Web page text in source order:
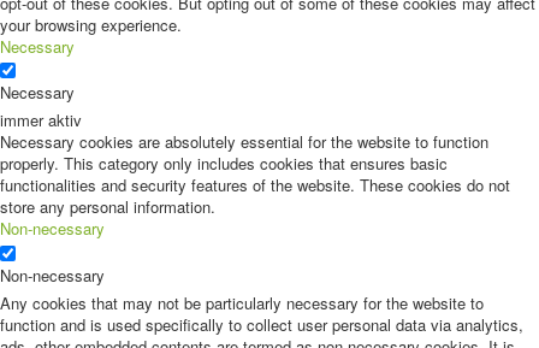
your browsing experience.
Necessary
Necessary
immer aktiv
Necessary cookies are absolutely essential for the website to function
properly. This category only includes cookies that ensures basic
functionalities and security features of the website. These cookies do not
store any personal information.
Non-necessary
Non-necessary
Any cookies that may not be particularly necessary for the website to
function and is used specifically to collect user personal data via analytics,